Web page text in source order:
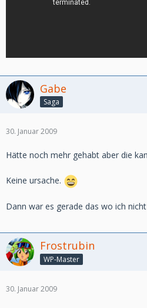
Gabe
Saga
30. Januar 2009
Hätte noch mehr gehabt aber die
Keine ursache.
Dann war es gerade das wo ich
Frostrubin
WP-Master
30. Januar 2009